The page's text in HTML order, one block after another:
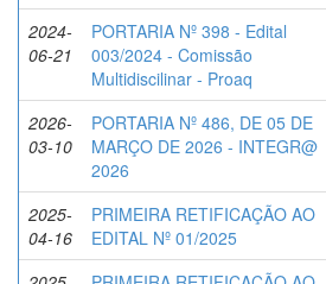
2024-
06-21
PORTARIA Nº 398 - Edital
003/2024 - Comissão
Multidiscilinar - Proaq
2026-
03-10
PORTARIA Nº 486, DE 05 DE
MARÇO DE 2026 - INTEGR@
2026
2025-
04-16
PRIMEIRA RETIFICAÇÃO AO
EDITAL Nº 01/2025